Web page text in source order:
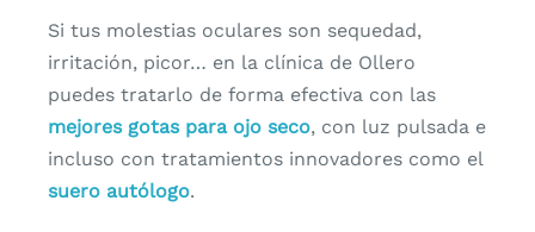
Si tus molestias oculares son sequedad,
irritación, picor… en la clínica de Ollero
puedes tratarlo de forma efectiva con las
mejores gotas para ojo seco, con luz pulsada e
incluso con tratamientos innovadores como el
suero autólogo.